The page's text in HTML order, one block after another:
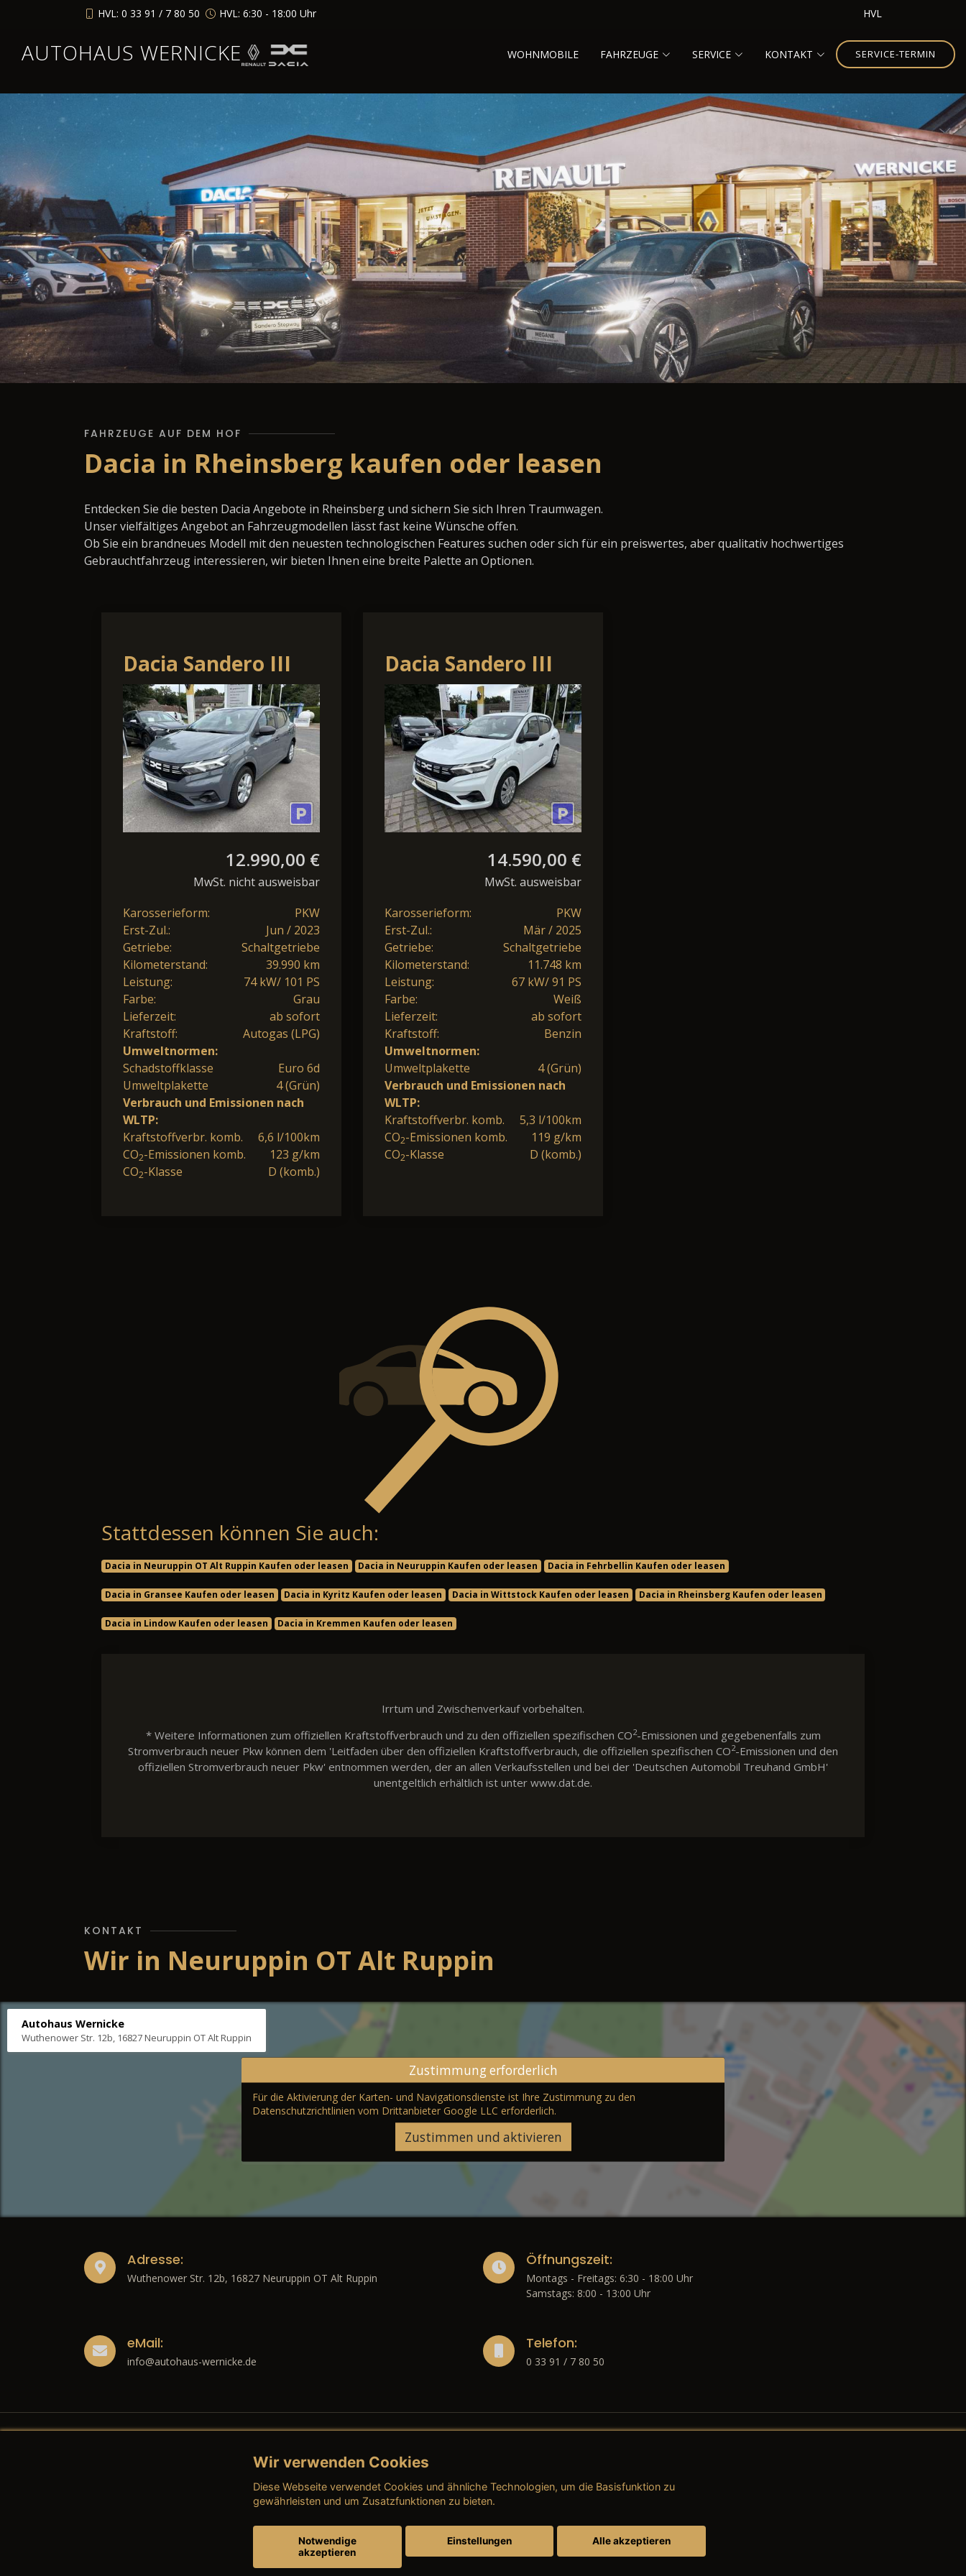
HVL: 0 33 91 / 7 80 50 HVL: 6:30 - 18:00 Uhr HVL
AUTOHAUS WERNICKE WOHNMOBILE FAHRZEUGE SERVICE KONTAKT SERVICE-TERMIN
FAHRZEUGE AUF DEM HOF
Dacia in Rheinsberg kaufen oder leasen
Entdecken Sie die besten Dacia Angebote in Rheinsberg und sichern Sie sich Ihren Traumwagen.
Unser vielfältiges Angebot an Fahrzeugmodellen lässt fast keine Wünsche offen.
Ob Sie ein brandneues Modell mit den neuesten technologischen Features suchen oder sich für ein preiswertes, aber qualitativ hochwertiges
Gebrauchtfahrzeug interessieren, wir bieten Ihnen eine breite Palette an Optionen.
Dacia Sandero III
1.0 TCe 100 LPG
Essential
12.990,00 €
MwSt. nicht ausweisbar
Karosserieform:
PKW
Erst-Zul.:
Jun / 2023
Getriebe:
Schaltgetriebe
Kilometerstand:
39.990 km
Leistung:
74 kW/ 101 PS
Farbe:
Grau
Lieferzeit:
ab sofort
Kraftstoff:
Autogas (LPG)
Umweltnormen:
Schadstoffklasse
Euro 6d
Umweltplakette
4 (Grün)
Verbrauch und Emissionen nach
WLTP:
Kraftstoffverbr. komb.
6,6 l/100km
CO2-Emissionen komb.
123 g/km
CO2-Klasse D (komb.)
Dacia Sandero III
1.0 TCe 90 Essential
14.590,00 €
MwSt. ausweisbar
Karosserieform:
PKW
Erst-Zul.:
Mär / 2025
Getriebe:
Schaltgetriebe
Kilometerstand:
11.748 km
Leistung:
67 kW/ 91 PS
Farbe:
Weiß
Lieferzeit:
ab sofort
Kraftstoff:
Benzin
Umweltnormen:
Umweltplakette
4 (Grün)
Verbrauch und Emissionen nach
WLTP:
Kraftstoffverbr. komb.
5,3 l/100km
CO2-Emissionen komb.
119 g/km
CO2-Klasse D (komb.)
Stattdessen können Sie auch:
Dacia in Neuruppin OT Alt Ruppin Kaufen oder leasen Dacia in Neuruppin Kaufen oder leasen Dacia in Fehrbellin Kaufen oder leasen
Dacia in Gransee Kaufen oder leasen Dacia in Kyritz Kaufen oder leasen Dacia in Wittstock Kaufen oder leasen Dacia in Rheinsberg Kaufen oder leasen
Dacia in Lindow Kaufen oder leasen Dacia in Kremmen Kaufen oder leasen
Irrtum und Zwischenverkauf vorbehalten.
* Weitere Informationen zum offiziellen Kraftstoffverbrauch und zu den offiziellen spezifischen CO2-Emissionen und gegebenenfalls zum
Stromverbrauch neuer Pkw können dem 'Leitfaden über den offiziellen Kraftstoffverbrauch, die offiziellen spezifischen CO2-Emissionen und den
offiziellen Stromverbrauch neuer Pkw' entnommen werden, der an allen Verkaufsstellen und bei der 'Deutschen Automobil Treuhand GmbH'
unentgeltlich erhältlich ist unter www.dat.de.
KONTAKT
Wir in Neuruppin OT Alt Ruppin
Autohaus Wernicke
Wuthenower Str. 12b, 16827 Neuruppin OT Alt Ruppin
Zustimmung erforderlich
Für die Aktivierung der Karten- und Navigationsdienste ist Ihre Zustimmung zu den
Datenschutzrichtlinien vom Drittanbieter Google LLC erforderlich.
Zustimmen und aktivieren
Adresse:
Wuthenower Str. 12b, 16827 Neuruppin OT Alt Ruppin
Öffnungszeit:
Montags - Freitags: 6:30 - 18:00 Uhr
Samstags: 8:00 - 13:00 Uhr
eMail:
info@autohaus-wernicke.de
Telefon:
0 33 91 / 7 80 50
Rechtliches
→ Impressum
→ AGB (Neuwagen)
→ AGB (Teile & Zubehör)
Wir verwenden Cookies
Diese Webseite verwendet Cookies und ähnliche Technologien, um die Basisfunktion zu
gewährleisten und um Zusatzfunktionen zu bieten.
Notwendige
akzeptieren
Einstellungen Alle akzeptieren